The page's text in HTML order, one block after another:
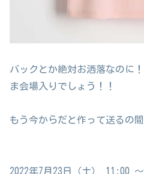
バックとか絶対お洒落なのに
ま会場入りでしょう！！
もう今からだと作って送るの
2022年7月23日（土） 11:00